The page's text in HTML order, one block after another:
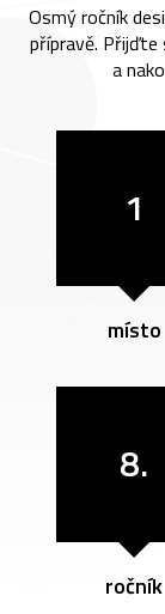
Osmý ročník
přípravě. Přijďte
a
1
místo
8.
ročník